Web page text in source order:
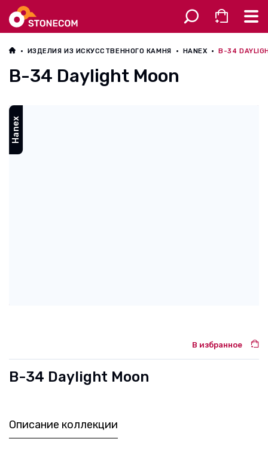
ИЗДЕЛИЯ ИЗ ИСКУССТВЕННОГО КАМНЯ HANEX B-34
B-34 Daylight Moon
Hanex
В избранное
B-34 Daylight Moon
Описание коллекции